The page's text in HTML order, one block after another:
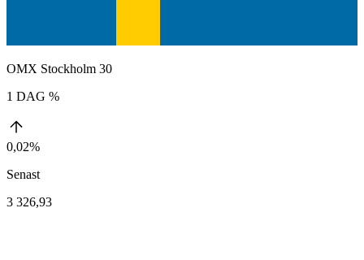
OMX Stockholm 30
1 DAG %
0,02%
Senast
3 326,93